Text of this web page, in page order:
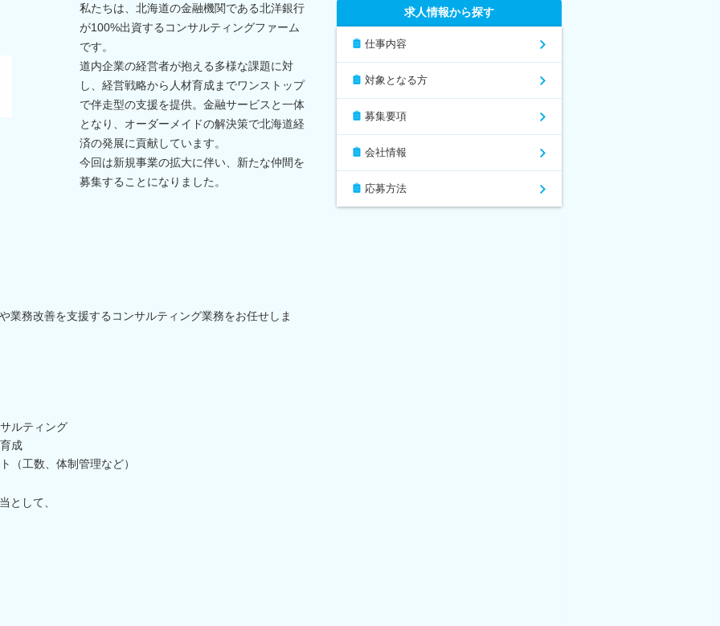
私たちは、北海道の金融機関である北洋銀行
が100%出資するコンサルティングファーム
です。
道内企業の経営者が抱える多様な課題に対
し、経営戦略から人材育成までワンストップ
で伴走型の支援を提供。金融サービスと一体
となり、オーダーメイドの解決策で北海道経
済の発展に貢献しています。
今回は新規事業の拡大に伴い、新たな仲間を
募集することになりました。
業務改善を支援するコンサルティング業務をお任せしま
ルティング
成
（工数、体制管理など）
として、
求人情報から探す
仕事内容
対象となる方
募集要項
会社情報
応募方法